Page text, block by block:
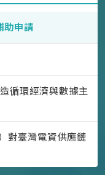
助申請
循環經濟與數據主
對臺灣電資供應鏈